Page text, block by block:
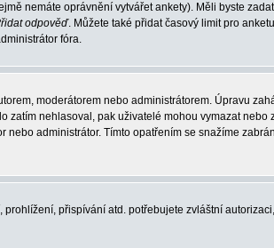
nemáte oprávnění vytvářet ankety). Měli byste
odpověď. Můžete také přidat časový limit pro
fóra.
moderátorem nebo administrátorem. Úpravu
zatím nehlasoval, pak uživatelé mohou vymazat nebo
administrátor. Tímto opatřením se snažíme
přispívání atd. potřebujete zvláštní